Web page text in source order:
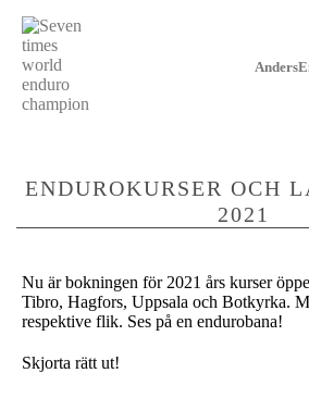
Anders
ENDUROKURSER OCH
2021
Nu är bokningen för 2021 års kurser
Tibro, Hagfors, Uppsala och Botkyrka.
respektive flik. Ses på en endurobana!
Skjorta rätt ut!